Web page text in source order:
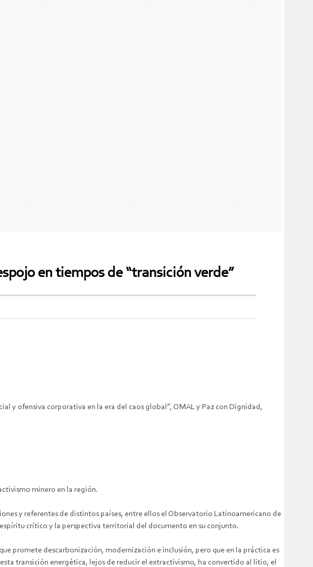
en tiempos de “transición verde”
y ofensiva corporativa en la era del caos global”, OMAL y Paz con Dignidad,
minero en la región.
y referentes de distintos países, entre ellos el Observatorio Latinoamericano de
crítico y la perspectiva territorial del documento en su conjunto.
promete descarbonización, modernización e inclusión, pero que en la práctica es
transición energética, lejos de reducir el extractivismo, ha convertido al litio, el